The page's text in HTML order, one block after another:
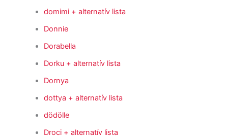
domimi + alternatív lista
Donnie
Dorabella
Dorku + alternatív lista
Dornya
dottya + alternatív lista
dödölle
Droci + alternatív lista